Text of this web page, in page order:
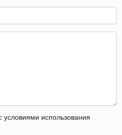
условиями использования